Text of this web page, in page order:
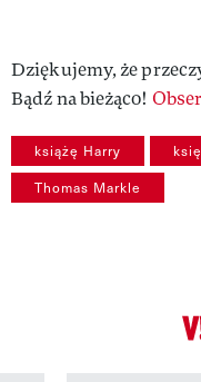
Dziękujemy, że
Bądź na bieżąco!
książę Harry
Thomas Markle